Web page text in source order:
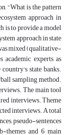
"What is the pattern
approach in
is to provide a model
approach in state
mixed (qualitative-
experts as
state banks.
sampling method.
The main tool
interviews. Theme
interviews. A total
pseudo-sentences
themes and 6 main